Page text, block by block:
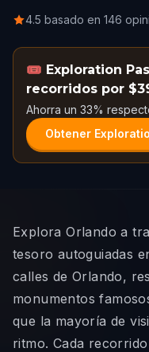
4.5 basado en 146
🎟️ Exploration
recorridos por
Ahorra un 33%
Obtener
Explora Orlando a
tesoro autoguiadas
calles de Orlando,
monumentos
que la mayoría de
ritmo. Cada